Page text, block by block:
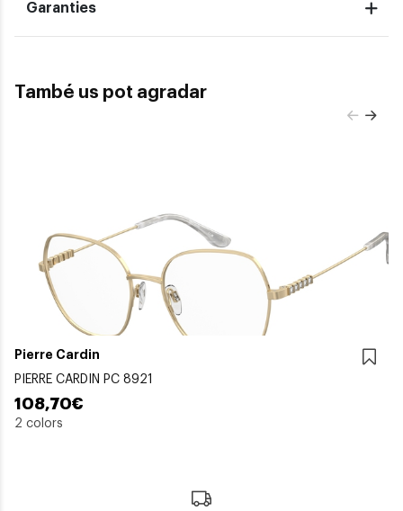
Garanties
També us pot agradar
Pierre Cardin
PIERRE CARDIN PC 8921
108,70€
2 colors